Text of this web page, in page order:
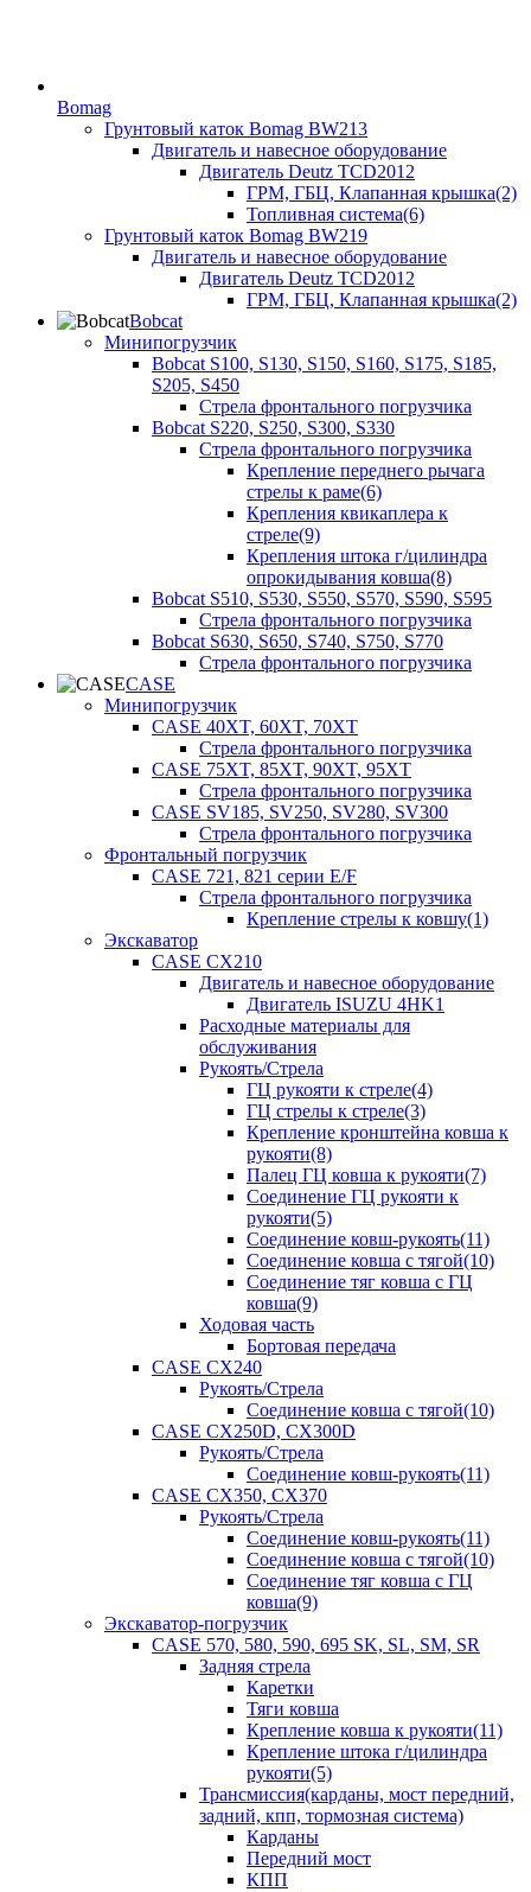
Bomag
Грунтовый каток Bomag BW213
Двигатель и навесное оборудование
Двигатель Deutz TCD2012
ГРМ, ГБЦ, Клапанная крышка(2)
Топливная система(6)
Грунтовый каток Bomag BW219
Двигатель и навесное оборудование
Двигатель Deutz TCD2012
ГРМ, ГБЦ, Клапанная крышка(2)
Bobcat
Минипогрузчик
Bobcat S100, S130, S150, S160, S175, S185,
S205, S450
Стрела фронтального погрузчика
Bobcat S220, S250, S300, S330
Стрела фронтального погрузчика
Крепление переднего рычага
стрелы к раме(6)
Крепления квикаплера к
стреле(9)
Крепления штока г/цилиндра
опрокидывания ковша(8)
Bobcat S510, S530, S550, S570, S590, S595
Стрела фронтального погрузчика
Bobcat S630, S650, S740, S750, S770
Стрела фронтального погрузчика
CASE
Минипогрузчик
CASE 40XT, 60XT, 70XT
Стрела фронтального погрузчика
CASE 75XT, 85XT, 90XT, 95XT
Стрела фронтального погрузчика
CASE SV185, SV250, SV280, SV300
Стрела фронтального погрузчика
Фронтальный погрузчик
CASE 721, 821 серии E/F
Стрела фронтального погрузчика
Крепление стрелы к ковшу(1)
Экскаватор
CASE CX210
Двигатель и навесное оборудование
Двигатель ISUZU 4HK1
Расходные материалы для
обслуживания
Рукоять/Стрела
ГЦ рукояти к стреле(4)
ГЦ стрелы к стреле(3)
Крепление кронштейна ковша к
рукояти(8)
Палец ГЦ ковша к рукояти(7)
Соединение ГЦ рукояти к
рукояти(5)
Соединение ковш-рукоять(11)
Соединение ковша с тягой(10)
Соединение тяг ковша с ГЦ
ковша(9)
Ходовая часть
Бортовая передача
CASE CX240
Рукоять/Стрела
Соединение ковша с тягой(10)
CASE CX250D, CX300D
Рукоять/Стрела
Соединение ковш-рукоять(11)
CASE CX350, CX370
Рукоять/Стрела
Соединение ковш-рукоять(11)
Соединение ковша с тягой(10)
Соединение тяг ковша с ГЦ
ковша(9)
Экскаватор-погрузчик
CASE 570, 580, 590, 695 SK, SL, SM, SR
Задняя стрела
Каретки
Тяги ковша
Крепление ковша к рукояти(11)
Крепление штока г/цилиндра
рукояти(5)
Трансмиссия(карданы, мост передний,
задний, кпп, тормозная система)
Карданы
Передний мост
КПП